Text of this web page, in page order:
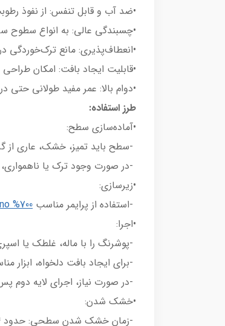
•ضد آب و قابل تنفس: از نفوذ
•چسبندگی عالی: به انواع سطوح
•انعطاف‌پذیری: مانع ترک‌خوردگی
•قابلیت ایجاد بافت: امکان
•دوام بالا: عمر مفید طولانی
طرز استفاده:
•آماده‌سازی سطح:
-سطح باید تمیز، خشک، عاری از
-در صورت وجود ترک یا ناهمواری،
•زیرسازی:
-استفاده از پرایمر مناسب %700
•اجرا:
-پوشرنگ را با ماله، غلطک یا
-برای ایجاد بافت دلخواه،
-در صورت نیاز، اجرای لایه
•خشک شدن:
-زمان خشک شدن سطحی: حدود ۴ تا ۶ ساعت